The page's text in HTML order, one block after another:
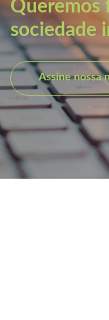
Queremos
sociedade
Assine nossa